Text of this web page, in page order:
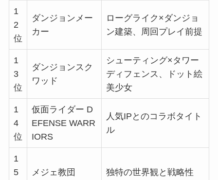
1
2
位
ダンジョンメー
カー
ローグライク×ダンジョ
ン建築、周回プレイ前提
1
3
位
ダンジョンスク
ワッド
シューティング×タワー
ディフェンス、ドット絵
美少女
1
4
位
仮面ライダー D
EFENSE WARR
IORS
人気IPとのコラボタイト
ル
1
5
メジェ教団 独特の世界観と戦略性